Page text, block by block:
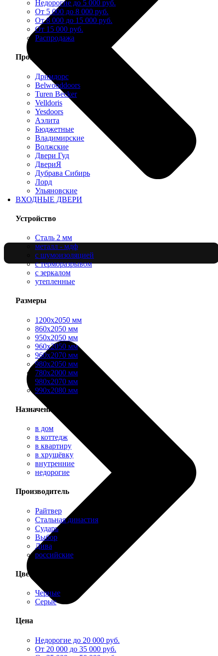
Недорогие до 5 000 руб.
От 5 000 до 8 000 руб.
От 8 000 до 15 000 руб.
От 15 000 руб.
Распродажа
Производители
Дримдорс
Belwooddoors
Turen Becker
Velldoris
Yesdoors
Аэлита
Бюджетные
Владимирские
Волжские
Двери Гуд
ДвериЯ
Дубрава Сибирь
Лорд
Ульяновские
ВХОДНЫЕ ДВЕРИ
Устройство
Сталь 2 мм
металл - мдф
с шумоизоляцией
с терморазрывом
с зеркалом
утепленные
Размеры
1200х2050 мм
860х2050 мм
950х2050 мм
960х2050 мм
960х2070 мм
980х2050 мм
780х2000 мм
980х2070 мм
990х2080 мм
Назначение
в дом
в коттедж
в квартиру
в хрущёвку
внутренние
недорогие
Производитель
Райтвер
Стальная династия
Сударь
Выбор
Дива
российские
Цвет
Черные
Серые
Цена
Недорогие до 20 000 руб.
От 20 000 до 35 000 руб.